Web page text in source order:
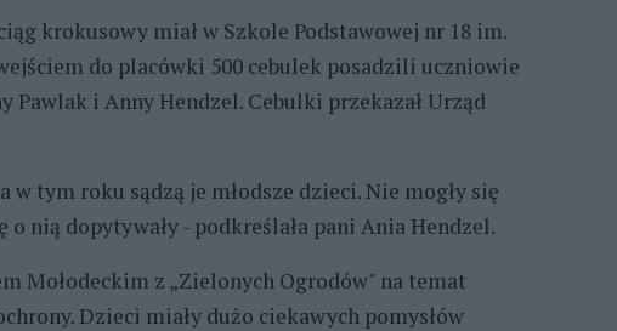
krokusowy miał w Szkole Podstawowej nr 18 im.
do placówki 500 cebulek posadzili uczniowie
Pawlak i Anny Hendzel. Cebulki przekazał Urząd
w tym roku sądzą je młodsze dzieci. Nie mogły się
nią dopytywały - podkreślała pani Ania Hendzel.
Mołodeckim z „Zielonych Ogrodów" na temat
Dzieci miały dużo ciekawych pomysłów